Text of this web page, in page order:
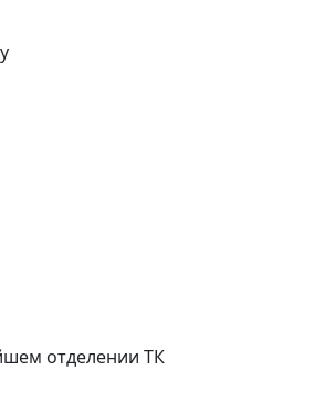
отделении ТК